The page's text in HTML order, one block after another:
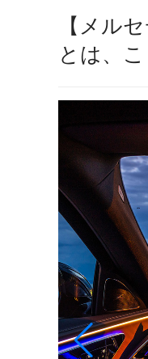
【メル
とは、